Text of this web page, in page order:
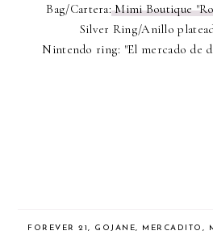
Bag/Cartera:Mimi Boutique
Silver Ring/Anillo
Nintendo ring: "El mercado de
FOREVER 21, GOJANE, MERCADITO ,